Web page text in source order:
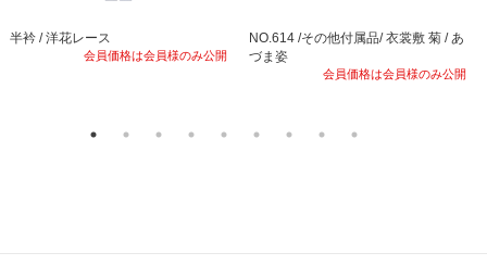
半衿 / 洋花レース
会員価格は会員様のみ公開
NO.614 /その他付属品/ 衣裳敷 菊 / あ
づま姿
会員価格は会員様のみ公開